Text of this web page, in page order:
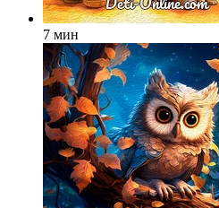
7 мин